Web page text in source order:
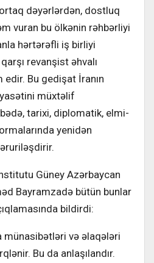
dəyərlərdən, dostluq
vuran bu ölkənin rəhbərliyi
hərtərəfli iş birliyi
revanşist əhvalı
edir. Bu gedişat İranın
müxtəlif
tarixi, diplomatik, elmi-
yenidən
Güney Azərbaycan
Bayramzadə bütün bunlar
bildirdi:
münasibətləri və əlaqələri
Bu da anlaşılandır.